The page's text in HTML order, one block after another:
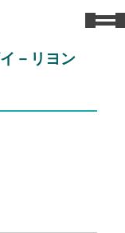
－リヨン